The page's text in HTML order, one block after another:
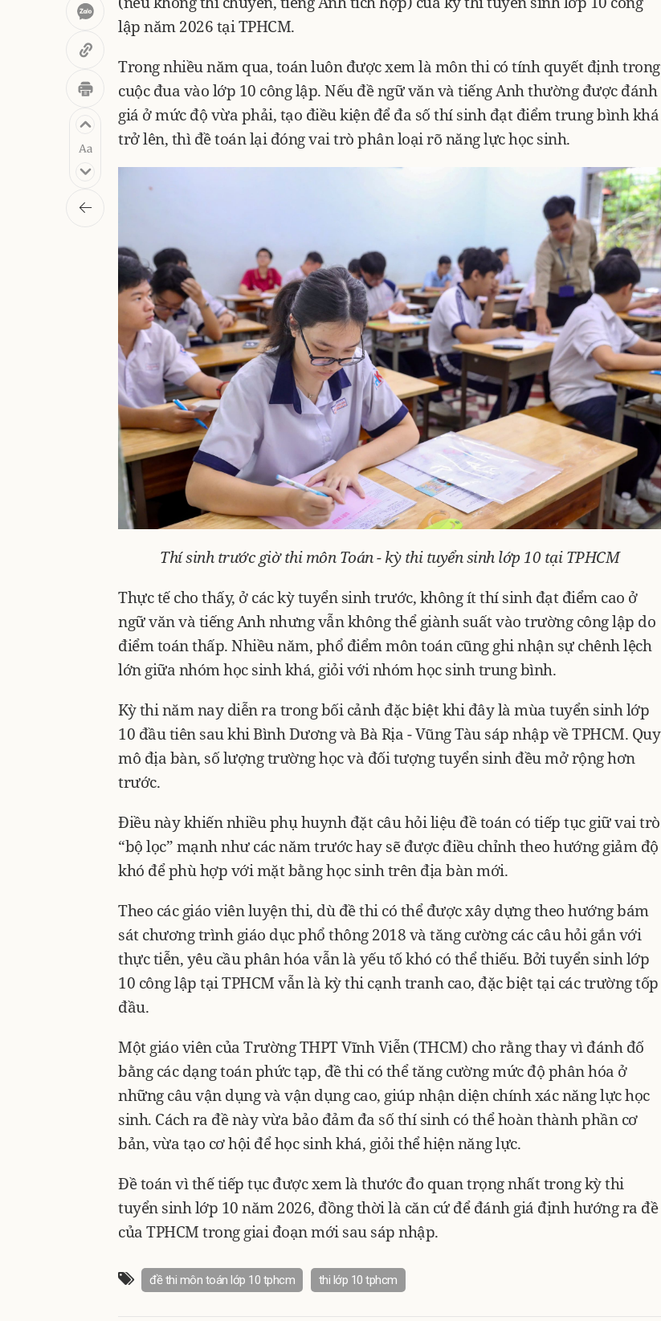
lập năm 2026 tại TPHCM.
Trong nhiều năm qua, toán luôn được xem là môn thi có tính quyết định trong
cuộc đua vào lớp 10 công lập. Nếu đề ngữ văn và tiếng Anh thường được đánh
giá ở mức độ vừa phải, tạo điều kiện để đa số thí sinh đạt điểm trung bình khá
trở lên, thì đề toán lại đóng vai trò phân loại rõ năng lực học sinh.
Thí sinh trước giờ thi môn Toán - kỳ thi tuyển sinh lớp 10 tại TPHCM
Thực tế cho thấy, ở các kỳ tuyển sinh trước, không ít thí sinh đạt điểm cao ở
ngữ văn và tiếng Anh nhưng vẫn không thể giành suất vào trường công lập do
điểm toán thấp. Nhiều năm, phổ điểm môn toán cũng ghi nhận sự chênh lệch
lớn giữa nhóm học sinh khá, giỏi với nhóm học sinh trung bình.
Kỳ thi năm nay diễn ra trong bối cảnh đặc biệt khi đây là mùa tuyển sinh lớp
10 đầu tiên sau khi Bình Dương và Bà Rịa - Vũng Tàu sáp nhập về TPHCM. Quy
mô địa bàn, số lượng trường học và đối tượng tuyển sinh đều mở rộng hơn
trước.
Điều này khiến nhiều phụ huynh đặt câu hỏi liệu đề toán có tiếp tục giữ vai trò
“bộ lọc” mạnh như các năm trước hay sẽ được điều chỉnh theo hướng giảm độ
khó để phù hợp với mặt bằng học sinh trên địa bàn mới.
Theo các giáo viên luyện thi, dù đề thi có thể được xây dựng theo hướng bám
sát chương trình giáo dục phổ thông 2018 và tăng cường các câu hỏi gắn với
thực tiễn, yêu cầu phân hóa vẫn là yếu tố khó có thể thiếu. Bởi tuyển sinh lớp
10 công lập tại TPHCM vẫn là kỳ thi cạnh tranh cao, đặc biệt tại các trường tốp
đầu.
Một giáo viên của Trường THPT Vĩnh Viễn (THCM) cho rằng thay vì đánh đố
bằng các dạng toán phức tạp, đề thi có thể tăng cường mức độ phân hóa ở
những câu vận dụng và vận dụng cao, giúp nhận diện chính xác năng lực học
sinh. Cách ra đề này vừa bảo đảm đa số thí sinh có thể hoàn thành phần cơ
bản, vừa tạo cơ hội để học sinh khá, giỏi thể hiện năng lực.
Đề toán vì thế tiếp tục được xem là thước đo quan trọng nhất trong kỳ thi
tuyển sinh lớp 10 năm 2026, đồng thời là căn cứ để đánh giá định hướng ra đề
của TPHCM trong giai đoạn mới sau sáp nhập.
đề thi môn toán lớp 10 tphcm thi lớp 10 tphcm